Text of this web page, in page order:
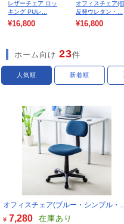
レザーチェア ロッ
キング PUレ...
¥16,800
オフィスチェア(
反発ウレタン・...
¥16,800
ホーム向け 23件
人気順 新着順
オフィスチェア(ブルー・シンプル・...
¥ 7,280 在庫あり